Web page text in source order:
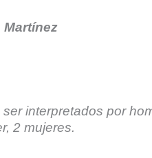
Martínez
interpretados por
2 mujeres.